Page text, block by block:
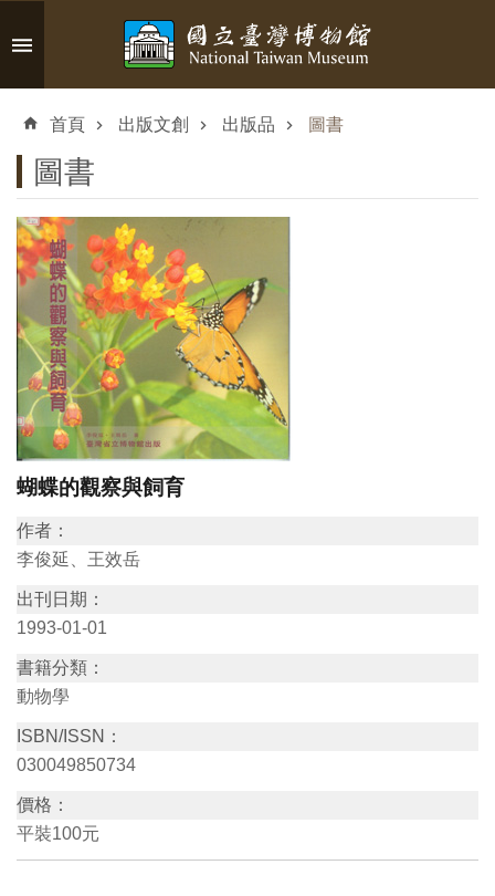
跳到主要內容區塊
搜
認
識
臺
博
參
觀
資
訊
展
覽
資
訊
教
活
首頁 出版文創 出版品 圖書
圖書
蝴蝶的觀察與飼育
作者：
李俊延、王效岳
出刊日期：
1993-01-01
書籍分類：
動物學
ISBN/ISSN：
030049850734
價格：
平裝100元